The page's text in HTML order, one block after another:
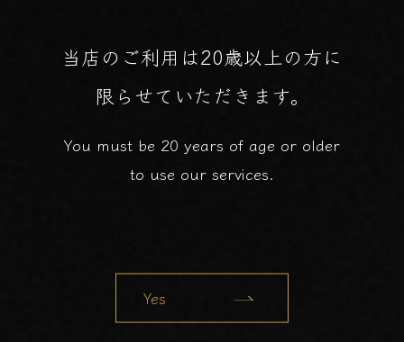
当店のご利用は20歳以上の方に
限らせていただきます。
You must be 20 years of age or older
to use our services.
Yes